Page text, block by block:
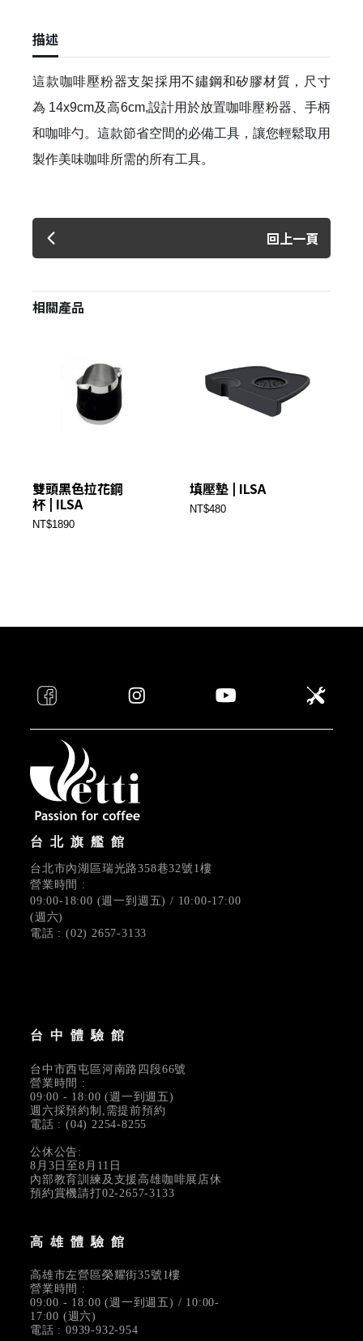
描述
這款咖啡壓粉器支架採用不鏽鋼和矽膠材質，尺寸
為 14x9cm及高6cm,設計用於放置咖啡壓粉器、手柄
和咖啡勺。這款節省空間的必備工具，讓您輕鬆取用
製作美味咖啡所需的所有工具。
回上一頁
相關產品
雙頭黑色拉花鋼
杯 | ILSA
NT$1890
填壓墊 | ILSA
NT$480
台北旗艦館
台北市內湖區瑞光路358巷32號1樓
營業時間 :
09:00-18:00 (週一到週五) / 10:00-17:00
(週六)
電話 : (02) 2657-3133
台中體驗館
台中市西屯區河南路四段66號
營業時間 :
09:00 - 18:00 (週一到週五)
週六採預約制,需提前預約
電話 : (04) 2254-8255
公休公告:
8月3日至8月11日
內部教育訓練及支援高雄咖啡展店休
預約賞機請打02-2657-3133
高雄體驗館
高雄市左營區榮耀街35號1樓
營業時間 :
09:00 - 18:00 (週一到週五) / 10:00-
17:00 (週六)
電話 : 0939-932-954